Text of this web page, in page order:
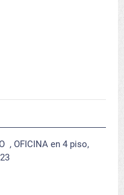
, OFICINA en 4 piso,